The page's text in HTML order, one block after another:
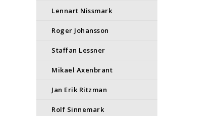
Lennart Nissmark
Roger Johansson
Staffan Lessner
Mikael Axenbrant
Jan Erik Ritzman
Rolf Sinnemark